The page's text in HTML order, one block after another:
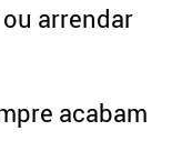
arrendar
acabam